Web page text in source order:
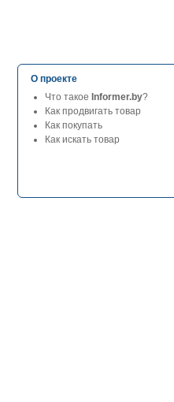
О проекте
Что такое Informer.by?
Как продвигать товар
Как покупать
Как искать товар